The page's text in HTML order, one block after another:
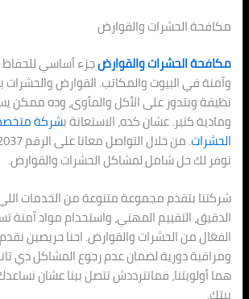
مكافحة الحشرات والقوارض
مكافحة الحشرات والقوارضجزء أساسي
وآمنة في البيوت والمكاتب. القوارض والحشرات
نظيفة وبتدور على الأكل والمأوى، وده
ومادية كتير. عشان كده، الاستعانة بشركة
الحشرات
نوفر لك حل شامل لمشاكل الحشرات والقوارض.
شركتنا بتقدم مجموعة متنوعة من الخدمات
الدقيق، التقييم المهني، واستخدام مواد آمنة
الفعّال من الحشرات والقوارض. احنا حريصين
ومراقبة دورية لضمان عدم رجوع المشاكل دي
هما أولويتنا، فماتترددش تتصل بينا عشان